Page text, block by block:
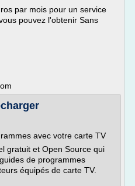
par mois pour un service
pouvez l'obtenir Sans
avec votre carte TV
gratuit et Open Source qui
de programmes
équipés de carte TV.